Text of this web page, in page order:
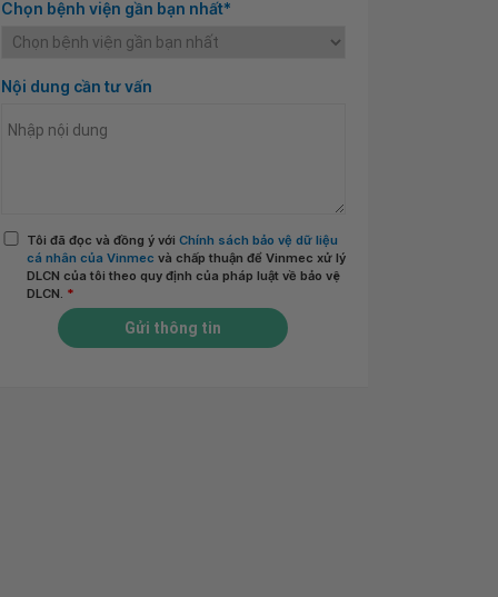
Chọn bệnh viện gần bạn nhất*
Nội dung cần tư vấn
Tôi đã đọc và đồng ý với Chính sách bảo vệ dữ liệu
cá nhân của Vinmec và chấp thuận để Vinmec xử lý
DLCN của tôi theo quy định của pháp luật về bảo vệ
DLCN. *
Gửi thông tin